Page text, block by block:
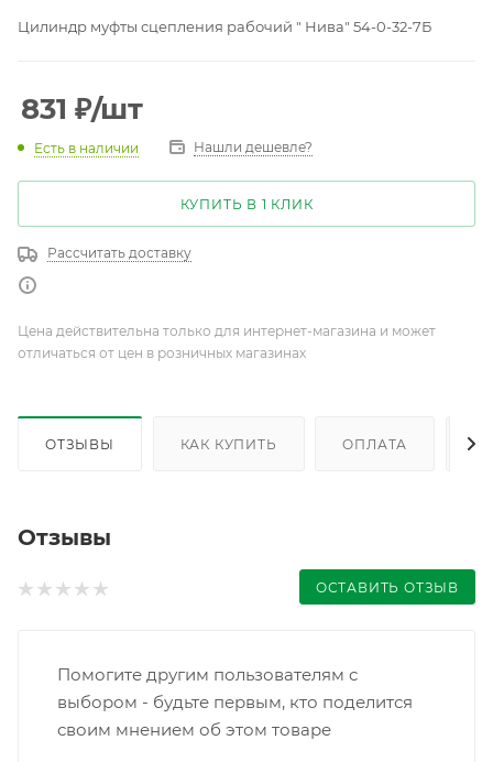
Цилиндр муфты сцепления рабочий " Нива" 54-0-32-7Б
831 ₽/шт
Есть в наличии Нашли дешевле?
КУПИТЬ В 1 КЛИК
Рассчитать доставку
Цена действительна только для интернет-магазина и может
отличаться от цен в розничных магазинах
ОТЗЫВЫ КАК КУПИТЬ ОПЛАТА
Отзывы
ОСТАВИТЬ ОТЗЫВ
Помогите другим пользователям с
выбором - будьте первым, кто поделится
своим мнением об этом товаре